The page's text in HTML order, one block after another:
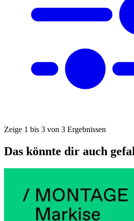
Zeige 1 bis 3 von 3 Ergebnissen
Das könnte dir auch